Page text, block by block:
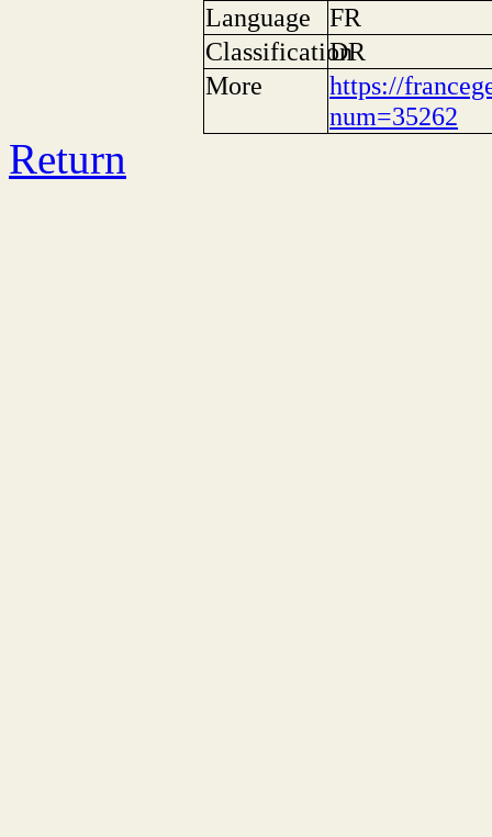
Language
FR
Classification
DR
More
https://
num=35262
Return